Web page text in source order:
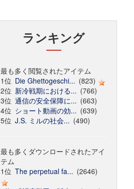
ランキング
最も多く閲覧されたアイテム
1位 Die Ghettogeschi... (823)
2位 新冷戦期における... (766)
3位 通信の安全保障に... (663)
4位 ショート動画の効... (639)
5位 J.S. ミルの社会... (490)
最も多くダウンロードされたアイ
テム
1位 The perpetual fa... (2646)